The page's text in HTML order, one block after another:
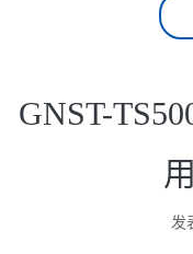
GNST-
发